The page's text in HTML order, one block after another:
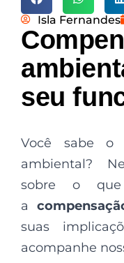
Isla Fernandes
seu
Você sabe o
ambiental?
sobre o
a
suas
acompanhe